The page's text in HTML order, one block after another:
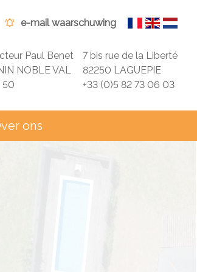
ons
e-mail waarschuwing
Paul Benet
NOBLE VAL
50
7 bis rue de la Liberté
82250 LAGUEPIE
+33 (0)5 82 73 06 03